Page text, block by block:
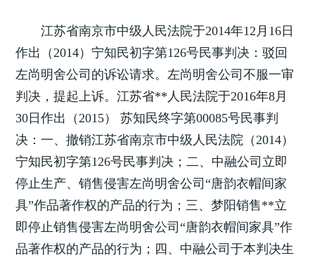
江苏省南京市中级人民法院于2014年12月16日
作出（2014）宁知民初字第126号民事判决：驳回
左尚明舍公司的诉讼请求。左尚明舍公司不服一审
判决，提起上诉。江苏省**人民法院于2016年8月
30日作出（2015） 苏知民终字第00085号民事判
决：一、撤销江苏省南京市中级人民法院（2014）
宁知民初字第126号民事判决；二、中融公司立即
停止生产、销售侵害左尚明舍公司“唐韵衣帽间家
具”作品著作权的产品的行为；三、梦阳销售**立
即停止销售侵害左尚明舍公司“唐韵衣帽间家具”作
品著作权的产品的行为；四、中融公司于本判决生